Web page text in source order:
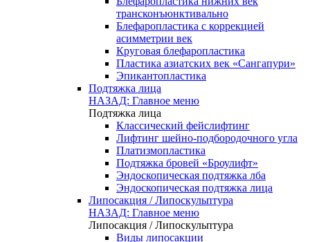
трансконъюнктивально
Блефаропластика с коррекцией
асимметрии век
Круговая блефаропластика
Пластика азиатских век «Сангапури»
Эпикантопластика
Подтяжка лица
НАЗАД: Главное меню
Подтяжка лица
Классический фейслифтинг
Лифтинг шейно-подбородочного угла
Платизмопластика
Подтяжка бровей «Броулифт»
Эндоскопическая подтяжка лба
Эндоскопическая подтяжка лица
Липосакция / Липоскульптура
НАЗАД: Главное меню
Липосакция / Липоскульптура
Виды липосакции